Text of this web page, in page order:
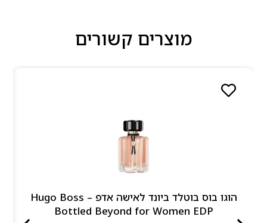
מוצרים קשורים
הוגו בוס בוטלד ביונד לאישה אדפ – Hugo Boss
Bottled Beyond for Women EDP